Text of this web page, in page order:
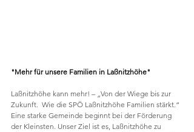
"Mehr für unsere Familien in Laßnitzhöhe"
Laßnitzhöhe kann mehr! – „Von der Wiege bis zur
Zukunft.  Wie die SPÖ Laßnitzhöhe Familien stärkt.“
Eine starke Gemeinde beginnt bei der Förderung
der Kleinsten. Unser Ziel ist es, Laßnitzhöhe zu